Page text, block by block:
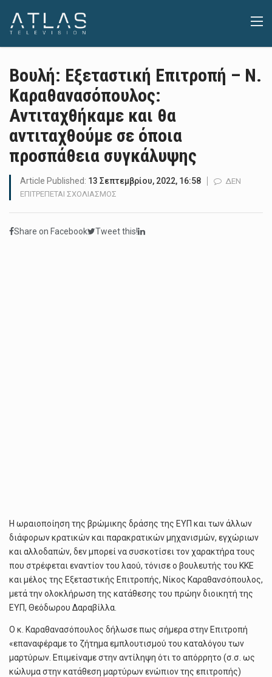
Bουλή: Εξεταστική Επιτροπή – Ν.
Καραθανασόπουλος:
Αντιταχθήκαμε και θα
αντιταχθούμε σε όποια
προσπάθεια συγκάλυψης
Article Published: 13 Σεπτεμβρίου, 2022, 16:58
ΔΕΝ
ΕΠΙΤΡΈΠΕΤΑΙ ΣΧΟΛΙΑΣΜΌΣ
ΕΠΙΤΡΟΠΉ
Share on Facebook Tweet this!
Η ωραιοποίηση της βρώμικης δράσης της ΕΥΠ και των άλλων
διάφορων κρατικών και παρακρατικών μηχανισμών, εγχώριων
και αλλοδαπών, δεν μπορεί να συσκοτίσει τον χαρακτήρα τους
που στρέφεται εναντίον του λαού, τόνισε ο βουλευτής του ΚΚΕ
και μέλος της Εξεταστικής Επιτροπής, Νίκος Καραθανσόπουλος,
μετά την ολοκλήρωση της κατάθεσης του πρώην διοικητή της
ΕΥΠ, Θεόδωρου Δαραβίλλα.
Ο κ. Καραθανασόπουλος δήλωσε πως σήμερα στην Επιτροπή
«επαναφέραμε το ζήτημα εμπλουτισμού του καταλόγου των
μαρτύρων. Επιμείναμε στην αντίληψη ότι το απόρρητο (σ.σ. ως
κώλυμα στην κατάθεση μαρτύρων ενώπιον της επιτροπής)